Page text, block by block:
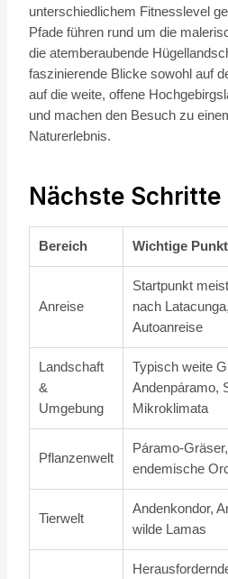
unterschiedlichem Fitnesslevel
Pfade führen rund um die
die atemberaubende
faszinierende Blicke sowohl auf
auf die weite, offene
und machen den Besuch zu
Naturerlebnis.
Nächste Schritte
Bereich Wichtige
Anreise
Startpunkt
nach
Autoanreise
Landschaft
&
Umgebung
Typisch weite
Andenpáramo,
Mikroklimata
Pflanzenwelt
Páramo-
endemische
Tierwelt
Andenkondor,
wilde Lamas